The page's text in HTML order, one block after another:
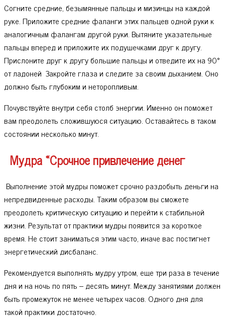
Согните средние, безымянные пальцы и мизинцы на каждой
руке. Приложите средние фаланги этих пальцев одной руки к
аналогичным фалангам другой руки. Вытяните указательные
пальцы вперед и приложите их подушечками друг к другу.
Прислоните друг к другу большие пальцы и отведите их на 90°
от ладоней Закройте глаза и следите за своим дыханием. Оно
должно быть глубоким и неторопливым.
Почувствуйте внутри себя столб энергии. Именно он поможет
вам преодолеть сложившуюся ситуацию. Оставайтесь в таком
состоянии несколько минут.
Мудра «Срочное привлечение денег
Выполнение этой мудры поможет срочно раздобыть деньги на
непредвиденные расходы. Таким образом вы сможете
преодолеть критическую ситуацию и перейти к стабильной
жизни. Результат от практики мудры появится за короткое
время. Не стоит заниматься этим часто, иначе вас постигнет
энергетический дисбаланс.
Рекомендуется выполнять мудру утром, еще три раза в течение
дня и на ночь по пять – десять минут. Между занятиями должен
быть промежуток не менее четырех часов. Одного дня для
такой практики достаточно.